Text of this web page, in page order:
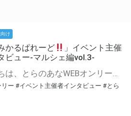
け
かるぱれーど
」イベント主催
ビュー-マルシェ編vol.3-
こんにちは、とらのあなWEBオンリー運営スタッフです。 新たにお届けする、イベント主催者インタビュー-マルシェ編-は、 とらのあなWEBオンリー「マルシェ」をご利用した主催様に 「マルシェ」を使って開催した感想や心がけをお聞きする企画です。 今回は、WEBオンリー初開催「つるみかるぱれーど
リー #イベント主催者インタビュー #とら